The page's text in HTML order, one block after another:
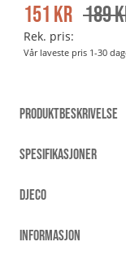
189
151 kr
Rek. pris:
Vår laveste pris 1-30
PRODUKTBESKRIVELSE
SPESIFIKASJONER
DJECO
INFORMASJON